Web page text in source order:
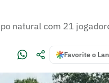
natural com 21
Favorite o